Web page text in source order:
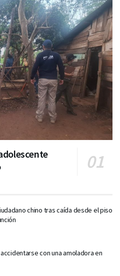
chino tras caída desde el piso
con una amoladora en